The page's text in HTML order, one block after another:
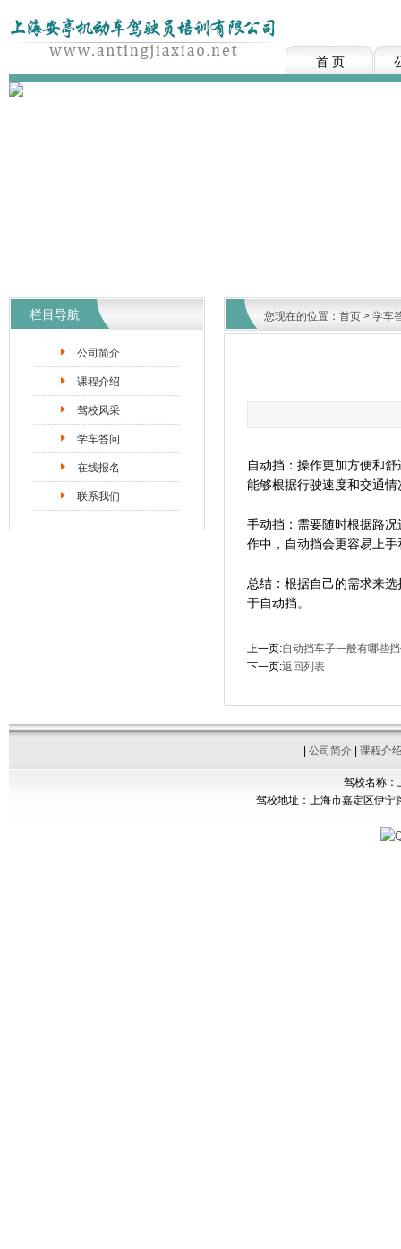
首 页
栏目导航
公司简介
课程介绍
驾校风采
学车答问
在线报名
联系我们
您现在的位置： 首页 > 学车
自动挡：操作更加方便和
能够根据行驶速度和交通
手动挡：需要随时根据路
作中，自动挡会更容易上手
总结：根据自己的需求来
于自动挡。
上一页:自动挡车子一般有哪些
下一页:返回列表
公司简介| 课程介
驾校名称：
驾校地址：上海市嘉定区伊